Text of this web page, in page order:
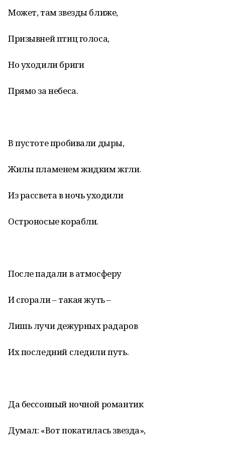
Может, там звезды ближе,
Призывней птиц голоса,
Но уходили бриги
Прямо за небеса.
В пустоте пробивали дыры,
Жилы пламенем жидким жгли.
Из рассвета в ночь уходили
Остроносые корабли.
После падали в атмосферу
И сгорали – такая жуть –
Лишь лучи дежурных радаров
Их последний следили путь.
Да бессонный ночной романтик
Думал: «Вот покатилась звезда»,